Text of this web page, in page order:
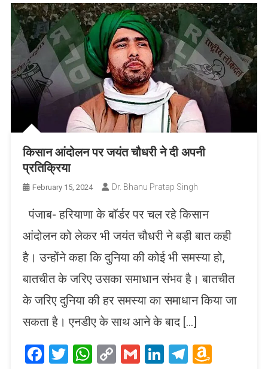
किसान आंदोलन पर जयंत चौधरी ने दी अपनी
प्रतिक्रिया
February 15, 2024 Dr. Bhanu Pratap Singh
पंजाब- हरियाणा के बॉर्डर पर चल रहे किसान
आंदोलन को लेकर भी जयंत चौधरी ने बड़ी बात कही
है। उन्होंने कहा कि दुनिया की कोई भी समस्या हो,
बातचीत के जरिए उसका समाधान संभव है। बातचीत
के जरिए दुनिया की हर समस्या का समाधान किया जा
सकता है। एनडीए के साथ आने के बाद […]
Facebook
Twitter
WhatsApp
CopyGmailLinkedIn
Telegram